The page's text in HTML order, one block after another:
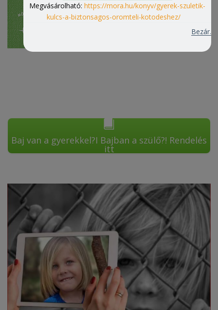
Baj van a gyerekkel?I Bajban a szülő?! Rendelés
itt
Megvásárolható: https://mora.hu/konyv/gyerek-szuletik-
kulcs-a-biztonsagos-oromteli-kotodeshez/
Bezár.